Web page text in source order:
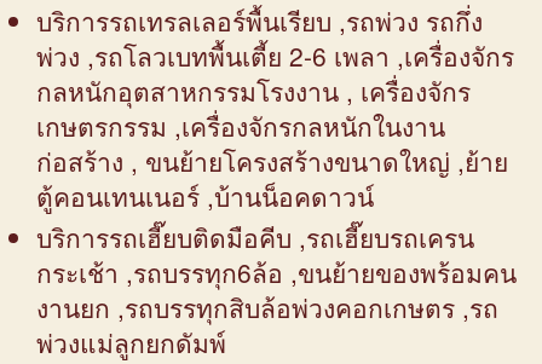
บริการรถเทรลเลอร์พื้นเรียบ ,รถพ่วง รถกึ่ง
พ่วง ,รถโลวเบทพื้นเตี้ย 2-6 เพลา ,เครื่องจักร
กลหนักอุตสาหกรรมโรงงาน , เครื่องจักร
เกษตรกรรม ,เครื่องจักรกลหนักในงาน
ก่อสร้าง , ขนย้ายโครงสร้างขนาดใหญ่ ,ย้าย
ตู้คอนเทนเนอร์ ,บ้านน็อคดาวน์
บริการรถเฮี๊ยบติดมือคีบ ,รถเฮี๊ยบรถเครน
กระเช้า ,รถบรรทุก6ล้อ ,ขนย้ายของพร้อมคน
งานยก ,รถบรรทุกสิบล้อพ่วงคอกเกษตร ,รถ
พ่วงแม่ลูกยกดัมพ์